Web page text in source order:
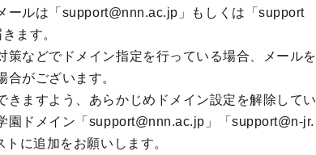
ールは「support@nnn.ac.jp」もしくは「support
ます。
策などでドメイン指定を行っている場合、メールを
合がございます。
きますよう、あらかじめドメイン設定を解除してい
園ドメイン「support@nnn.ac.jp」「support@n-jr.
に追加をお願いします。